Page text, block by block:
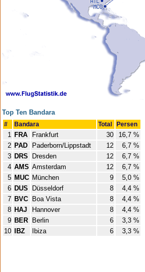
Top Ten Bandara
# Bandara Total Persen
1 FRA Frankfurt 30
16,7 %
2 PAD Paderborn/Lippstadt 12
6,7 %
3 DRS Dresden 12
6,7 %
4 AMS Amsterdam 12
6,7 %
5 MUC München 9
5,0 %
6 DUS Düsseldorf 8
4,4 %
7 BVC Boa Vista 8
4,4 %
8 HAJ Hannover 8
4,4 %
9 BER Berlin 6
3,3 %
10
IBZ Ibiza 6 3,3 %